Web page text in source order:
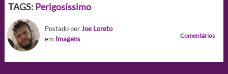
TAGS: Perigosíssimo
Postado porJoe Loreto
em Imagens Comentários